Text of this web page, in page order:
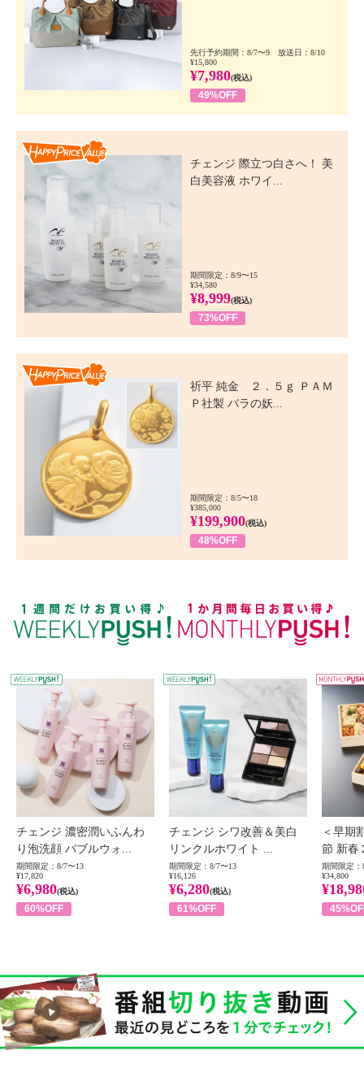
先行予約期間：8/7〜9 放送日：8/10
¥15,800
¥7,980(税込)
49%OFF
チェンジ 際立つ白さへ！ 美
白美容液 ホワイ...
期間限定：8/9〜15
¥34,580
¥8,999(税込)
73%OFF
祈平 純金 ２．５ｇ ＰＡＭ
Ｐ社製 バラの妖...
期間限定：8/5〜18
¥385,000
¥199,900(税込)
48%OFF
WEEKLY PUSH
チェンジ 濃密潤いふんわ
り泡洗顔 バブルウォ...
期間限定：8/7〜13
¥17,820
¥6,980(税込)
60%OFF
チェンジ シワ改善＆美白
リンクルホワイト ...
期間限定：8/7〜13
¥16,126
¥6,280(税込)
61%OFF
＜早期
節 新春
期間限定：
¥34,800